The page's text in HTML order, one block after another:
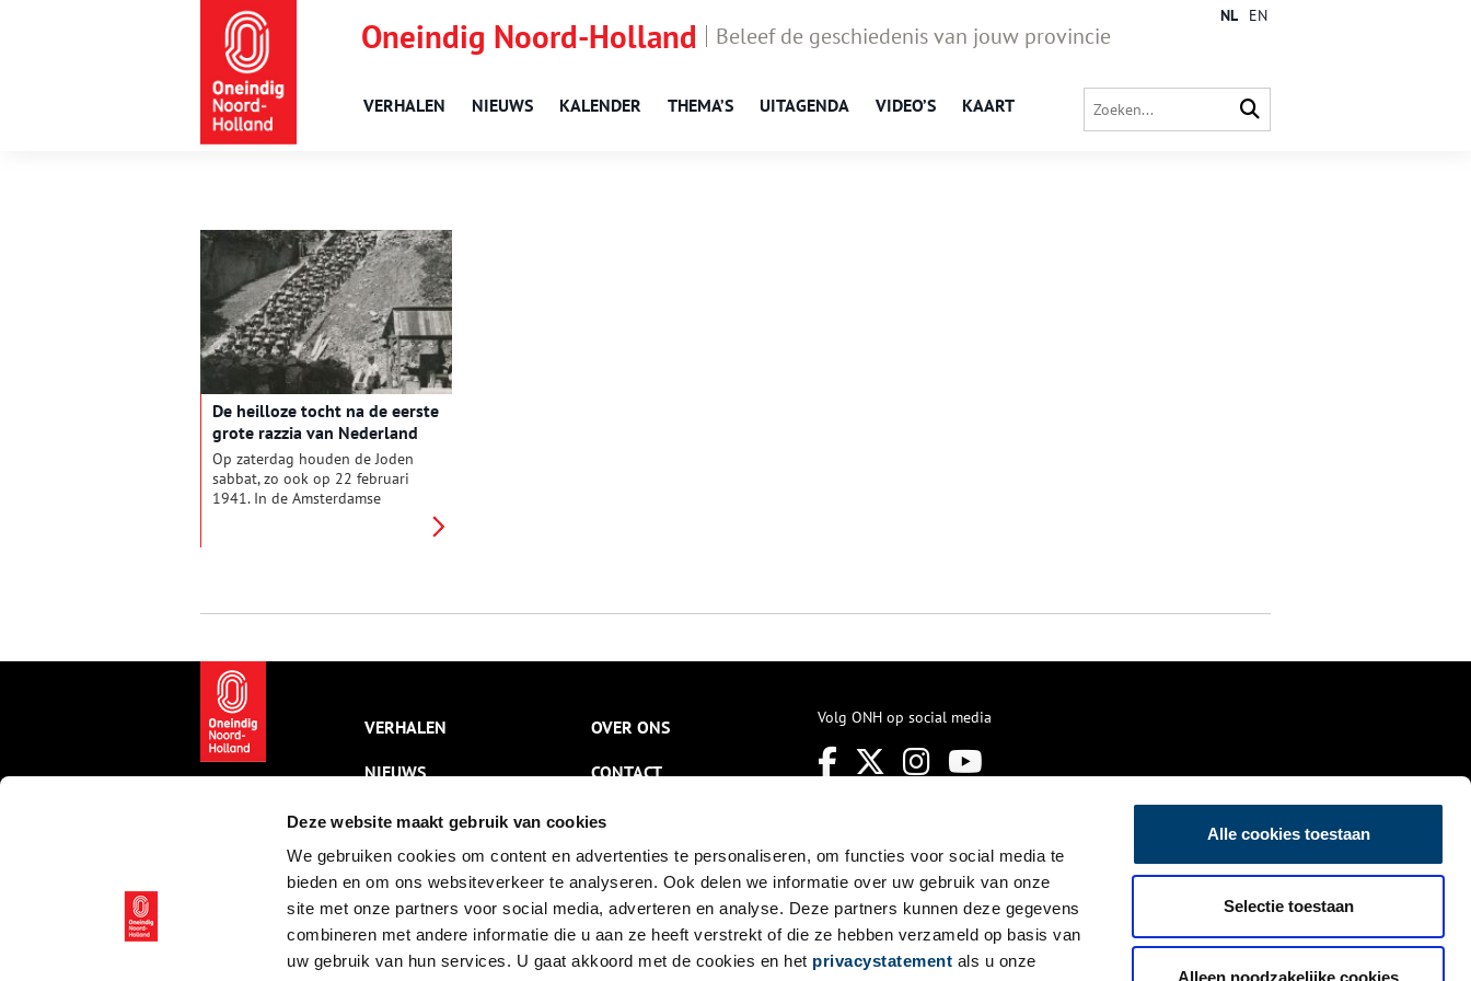
Deze website maakt gebruik van cookies
We gebruiken cookies om content en advertenties te personaliseren, om functies voor social media te
bieden en om ons websiteverkeer te analyseren. Ook delen we informatie over uw gebruik van onze
site met onze partners voor social media, adverteren en analyse. Deze partners kunnen deze gegevens
combineren met andere informatie die u aan ze heeft verstrekt of die ze hebben verzameld op basis van
uw gebruik van hun services. U gaat akkoord met de cookies en het privacystatement als u onze
Alle cookies toestaan
Selectie toestaan
Alleen noodzakelijke cookies
Oneindig Noord-Holland Beleef de geschiedenis van jouw provincie
VERHALEN NIEUWS KALENDER THEMA’S UITAGENDA VIDEO’S KAART
NL EN
De heilloze tocht na de eerste
grote razzia van Nederland
Op zaterdag houden de Joden
sabbat, zo ook op 22 februari
1941. In de Amsterdamse
VERHALEN
NIEUWS
KALENDER
THEMA’S
ACTIVITEITEN
VIDEO’S
OVER ONS
CONTACT
NIEUWSBRIEF
DISCLAIMER
PRIVACY
TOEGANKELIJKHEID
Volg ONH op social media